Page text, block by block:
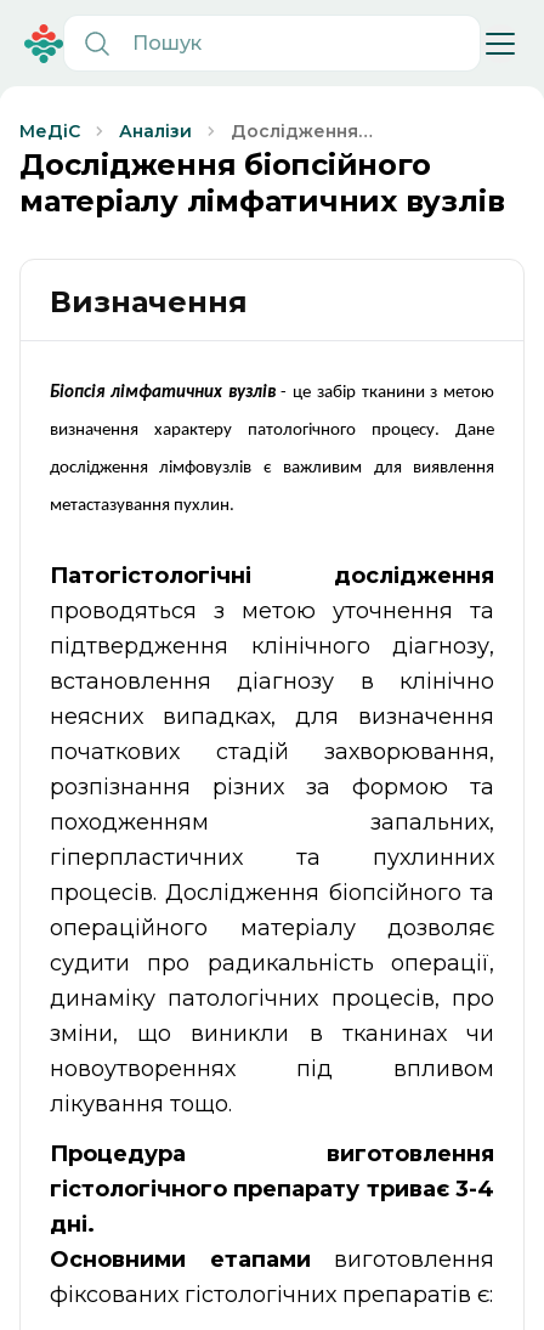
МеДіС Аналізи
Дослідження
біопсійного
матеріалу
лімфатичних
Дослідження біопсійного
матеріалу лімфатичних вузлів
Визначення
Біопсія лімфатичних вузлів- це забір тканини з метою
визначення характеру патологічного процесу. Дане
дослідження лімфовузлів є важливим для виявлення
метастазування пухлин.
Патогістологічні дослідження
проводяться з метою уточнення та
підтвердження клінічного діагнозу,
встановлення діагнозу в клінічно
неясних випадках, для визначення
початкових стадій захворювання,
розпізнання різних за формою та
походженням запальних,
гіперпластичних та пухлинних
процесів. Дослідження біопсійного та
операційного матеріалу дозволяє
судити про радикальність операції,
динаміку патологічних процесів, про
зміни, що виникли в тканинах чи
новоутвореннях під впливом
лікування тощо.
Процедура виготовлення
гістологічного препарату триває 3-4
дні.
Основними етапами виготовлення
фіксованих гістологічних препаратів є: